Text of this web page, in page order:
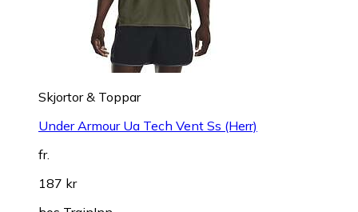
Skjortor & Toppar
Under Armour Ua Tech Vent Ss (Herr)
fr.
187 kr